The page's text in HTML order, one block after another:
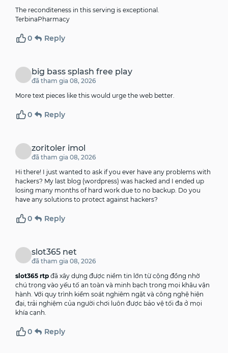
The reconditeness in this serving is exceptional.
TerbinaPharmacy
0 Reply
big bass splash free play
đã tham gia 08, 2026
More text pieces like this would urge the web better.
0 Reply
zoritoler imol
đã tham gia 08, 2026
Hi there! I just wanted to ask if you ever have any problems with
hackers? My last blog (wordpress) was hacked and I ended up
losing many months of hard work due to no backup. Do you
have any solutions to protect against hackers?
0 Reply
slot365 net
đã tham gia 08, 2026
slot365 rtp đã xây dựng được niềm tin lớn từ cộng đồng nhờ
chú trọng vào yếu tố an toàn và minh bạch trong mọi khâu vận
hành. Với quy trình kiểm soát nghiêm ngặt và công nghệ hiện
đại, trải nghiệm của người chơi luôn được bảo vệ tối đa ở mọi
khía cạnh.
0 Reply